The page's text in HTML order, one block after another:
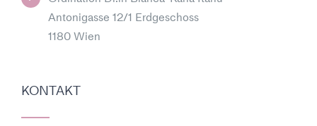
Antonigasse 12/1 Erdgeschoss
1180 Wien
KONTAKT